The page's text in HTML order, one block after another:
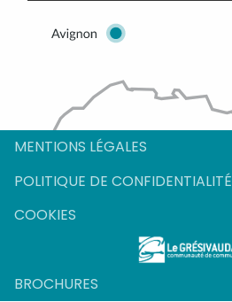
MENTIONS LÉGALES
POLITIQUE DE CONFIDENTIALITÉ
COOKIES
BROCHURES